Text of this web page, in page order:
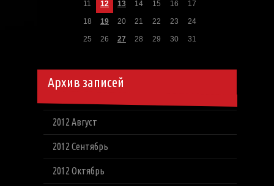
11 12 13 14 15 16 17
18 19 20 21 22 23 24
25 26 27 28 29 30 31
Архив записей
2012 Август
2012 Сентябрь
2012 Октябрь